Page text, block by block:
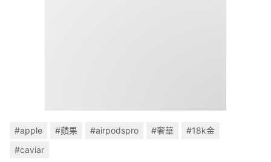
#apple #蘋果 #airpodspro #奢華
#18k金
#caviar